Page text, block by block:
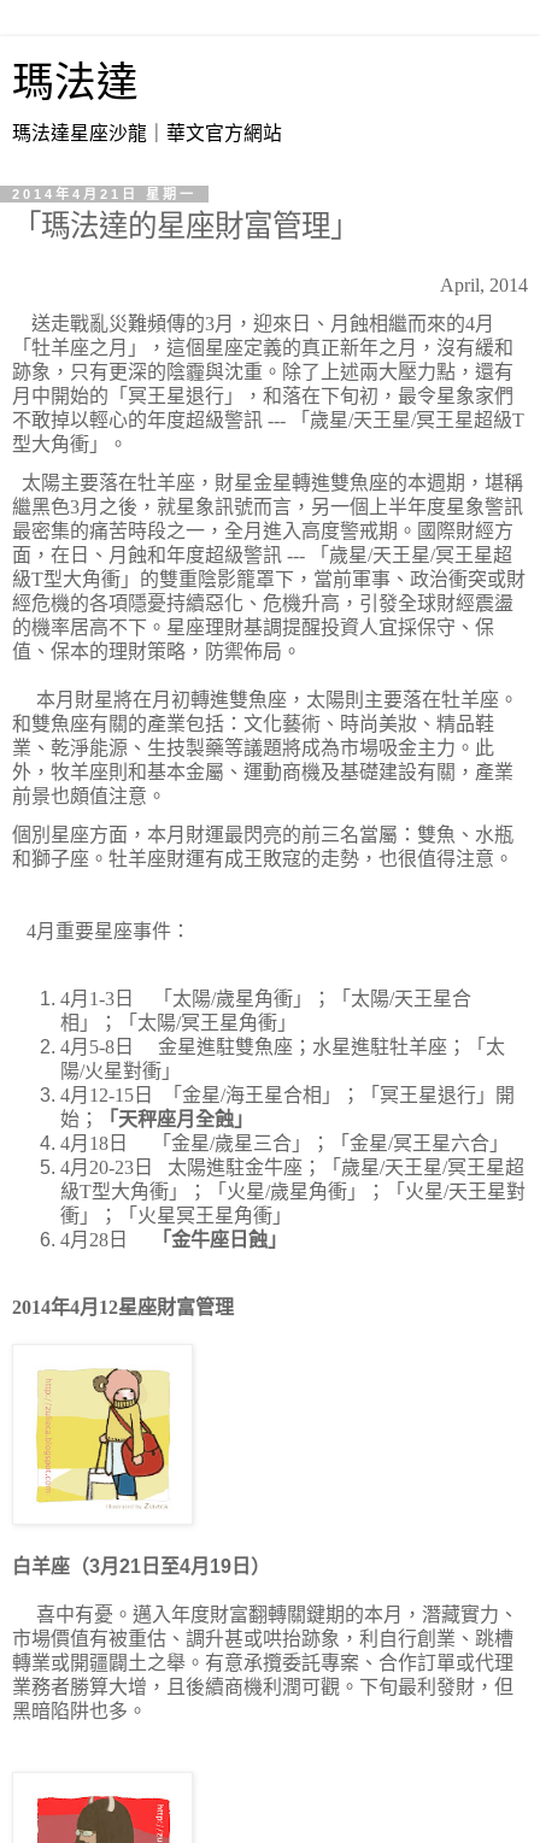
瑪法達
瑪法達星座沙龍｜華文官方網站
2014年4月21日 星期一
「瑪法達的星座財富管理」
April, 2014
送走戰亂災難頻傳的3月，迎來日、月蝕相繼而來的4月
「牡羊座之月」，這個星座定義的真正新年之月，沒有緩和
跡象，只有更深的陰霾與沈重。除了上述兩大壓力點，還有
月中開始的「冥王星退行」，和落在下旬初，最令星象家們
不敢掉以輕心的年度超級警訊 --- 「歲星/天王星/冥王星超級T
型大角衝」。
太陽主要落在牡羊座，財星金星轉進雙魚座的本週期，堪稱
繼黑色3月之後，就星象訊號而言，另一個上半年度星象警訊
最密集的痛苦時段之一，全月進入高度警戒期。國際財經方
面，在日、月蝕和年度超級警訊 --- 「歲星/天王星/冥王星超
級T型大角衝」的雙重陰影籠罩下，當前軍事、政治衝突或財
經危機的各項隱憂持續惡化、危機升高，引發全球財經震盪
的機率居高不下。星座理財基調提醒投資人宜採保守、保
值、保本的理財策略，防禦佈局。
本月財星將在月初轉進雙魚座，太陽則主要落在牡羊座。
和雙魚座有關的產業包括：文化藝術、時尚美妝、精品鞋
業、乾淨能源、生技製藥等議題將成為市場吸金主力。此
外，牧羊座則和基本金屬、運動商機及基礎建設有關，產業
前景也頗值注意。
個別星座方面，本月財運最閃亮的前三名當屬：雙魚、水瓶
和獅子座。牡羊座財運有成王敗寇的走勢，也很值得注意。
4月重要星座事件：
4月 1-3 日 「太陽/歲星角衝」；「太陽/天王星合
相」；「太陽/冥王星角衝」
4月 5-8 日
金星進駐雙魚座；水星進駐牡羊座；「太
陽/火星對衝」
4月 12-15 日 「金星/海王星合相」；「冥王星退行」開
始；
「天秤座月全蝕」
4月 18 日 「金星/歲星三合」；「金星/冥王星六合」
4月 20-23 日 太陽進駐金牛座；「歲星/天王星/冥王星超
級T型大角衝」； 「火星/歲星角衝」；「火星/天王星對
衝」；「火星冥王星角衝」
4月 28 日 「金牛座日蝕」
2014年4月 12星座財富管理
白羊座（3月21日至4月19日）
喜中有憂。邁入年度財富翻轉關鍵期的本月，潛藏實力、
市場價值有被重估、調升甚或哄抬跡象，利自行創業、跳槽
轉業或開疆闢土之舉。有意承攬委託專案、合作訂單或代理
業務者勝算大增，且後續商機利潤可觀。下旬最利發財，但
黑暗陷阱也多。